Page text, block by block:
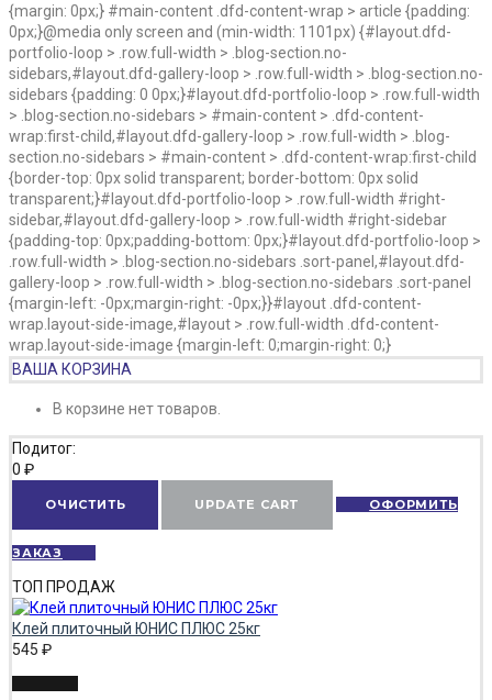
{margin: 0px;} #main-content .dfd-content-wrap > article {padding:
0px;}@media only screen and (min-width: 1101px) {#layout.dfd-
portfolio-loop > .row.full-width > .blog-section.no-
sidebars,#layout.dfd-gallery-loop > .row.full-width > .blog-section.no-
sidebars {padding: 0 0px;}#layout.dfd-portfolio-loop > .row.full-width
> .blog-section.no-sidebars > #main-content > .dfd-content-
wrap:first-child,#layout.dfd-gallery-loop > .row.full-width > .blog-
section.no-sidebars > #main-content > .dfd-content-wrap:first-child
{border-top: 0px solid transparent; border-bottom: 0px solid
transparent;}#layout.dfd-portfolio-loop > .row.full-width #right-
sidebar,#layout.dfd-gallery-loop > .row.full-width #right-sidebar
{padding-top: 0px;padding-bottom: 0px;}#layout.dfd-portfolio-loop >
.row.full-width > .blog-section.no-sidebars .sort-panel,#layout.dfd-
gallery-loop > .row.full-width > .blog-section.no-sidebars .sort-panel
{margin-left: -0px;margin-right: -0px;}}#layout .dfd-content-
wrap.layout-side-image,#layout > .row.full-width .dfd-content-
wrap.layout-side-image {margin-left: 0;margin-right: 0;}
ВАША КОРЗИНА
В корзине нет товаров.
Подитог:
0 ₽
ОЧИСТИТЬ UPDATE CART ОФОРМИТЬ
ЗАКАЗ
ТОП ПРОДАЖ
Клей плиточный ЮНИС ПЛЮС 25кг
545 ₽